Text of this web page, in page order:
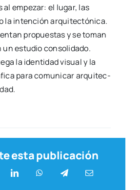
al empe­zar: el lugar, las
la inten­ción arqui­tec­tó­ni­ca.
pro­pues­tas y se toman
un estu­dio con­so­li­da­do.
la iden­ti­dad visual y la
para comu­ni­car arqui­tec­
esta publicación